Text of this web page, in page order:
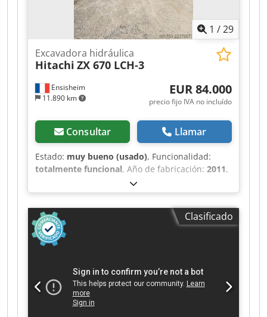
cm Sistema de cambio rápido: Sí Marcado CE: Sí
Estado Estado técnico: muy bueno Estado
estético: muy bueno
1 /29
Ensisheim
11.890 km
Excavadora hidráulica
Hitachi ZX 670 LCH-3
EUR 84.000
precio fijo IVA no incluído
Consultar Llamar
Estado: muy bueno (usado), Funcionalidad:
totalmente funcional, Año de fabricación: 2011,
horas de funcionamiento:
hidráulica HITACHI tipo ZX 670 LCH-3 Año de
fabricación: 2011 Horas: 12.300 horas Crsdpjzm
Sw Sjfx Aciof Marca del motor: ISUZU Potencia
del motor: 345 kW Peso de la excavadora: 67.300
kg Se suministra con cuchara en perfecto
Clasificado